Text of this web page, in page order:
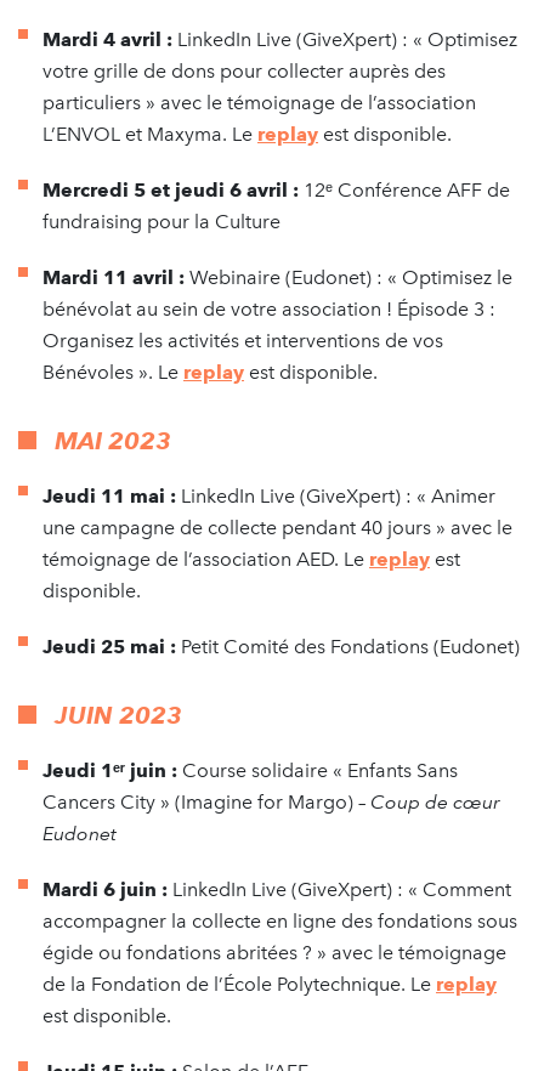
Mardi 4 avril : LinkedIn Live (GiveXpert) : « Optimisez
votre grille de dons pour collecter auprès des
particuliers » avec le témoignage de l’association
L’ENVOL et Maxyma. Le replay est disponible.
Mercredi 5 et jeudi 6 avril : 12ᵉ Conférence AFF de
fundraising pour la Culture
Mardi 11 avril : Webinaire (Eudonet) : « Optimisez le
bénévolat au sein de votre association ! Épisode 3 :
Organisez les activités et interventions de vos
Bénévoles ». Le replay est disponible.
MAI 2023
Jeudi 11 mai : LinkedIn Live (GiveXpert) : « Animer
une campagne de collecte pendant 40 jours » avec le
témoignage de l’association AED. Le replay est
disponible.
Jeudi 25 mai : Petit Comité des Fondations (Eudonet)
JUIN 2023
Jeudi 1ᵉʳ juin : Course solidaire « Enfants Sans
Cancers City » (Imagine for Margo) – Coup de cœur
Eudonet
Mardi 6 juin : LinkedIn Live (GiveXpert) : « Comment
accompagner la collecte en ligne des fondations sous
égide ou fondations abritées ? » avec le témoignage
de la Fondation de l’École Polytechnique. Le replay
est disponible.